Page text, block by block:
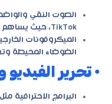
الصوت النقي
TikTok، حيث يساهم في إيصال الرسالة بشكل مباشر.
الضوضاء المحيطة
• تحرير الفيديو